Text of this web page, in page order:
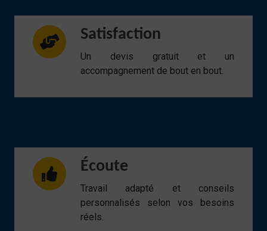
Satisfaction
Un devis gratuit et un
accompagnement de bout en bout.
Écoute
Travail adapté et conseils
personnalisés selon vos besoins
réels.